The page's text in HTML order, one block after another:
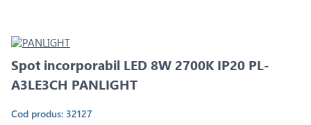
Spot incorporabil LED 8W 2700K IP20 PL-
A3LE3CH PANLIGHT
Cod produs: 32127